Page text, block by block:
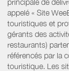
principale de
appelé « Site
touristiques et
gérants des
restaurants)
référencés par la
touristique. Les